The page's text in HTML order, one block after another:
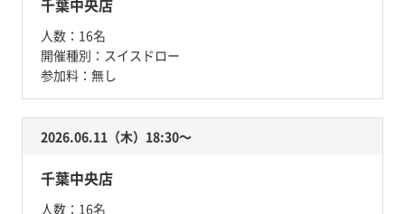
人数： 16名
開催種別： スイスドロー
参加料： 無し
2026.06.11（木）18:30〜
千葉中央店
人数： 16名